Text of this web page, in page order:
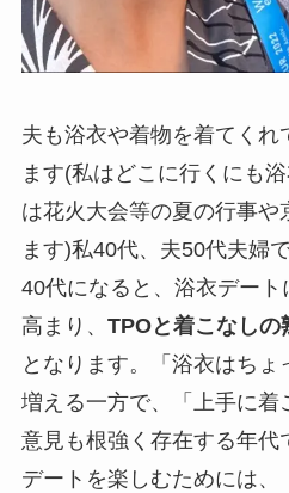
夫も浴衣や着物を着てくれ
ます(私はどこに行くにも
は花火大会等の夏の行事や
ます)私40代、夫50代夫婦で
40代になると、浴衣デー
高まり、 TPOと着こなしの
となります。「浴衣はち
増える一方で、「上手に着
意見も根強く存在する年代
デートを楽しむためには、